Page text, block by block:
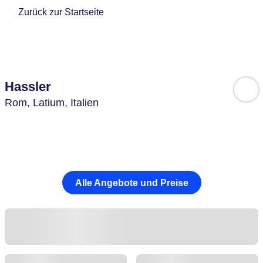
Zurück zur Startseite
Hassler
Rom, Latium, Italien
Alle Angebote und Preise